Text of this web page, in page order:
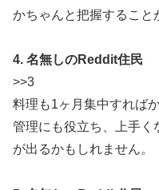
かちゃんと把握すること
4. 名無しのReddit住民
>>3
料理も1ヶ月集中すれば
管理にも役立ち、上手く
が出るかもしれません。